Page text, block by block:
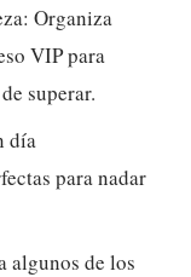
Organiza
VIP para
superar.
día
para nadar
algunos de los